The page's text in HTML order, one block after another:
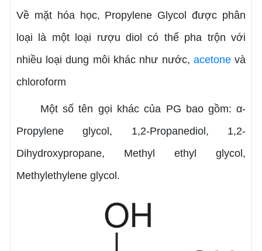
Về mặt hóa học, Propylene Glycol được phân
loại là một loại rượu diol có thể pha trộn với
nhiều loại dung môi khác như nước, acetonevà
chloroform
Một số tên gọi khác của PG bao gồm: α-
Propylene glycol, 1,2-Propanediol, 1,2-
Dihydroxypropane, Methyl ethyl glycol,
Methylethylene glycol.